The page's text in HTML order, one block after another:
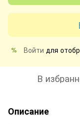
% Войти для
В
Описание